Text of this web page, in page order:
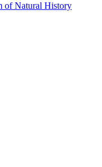
of Natural History